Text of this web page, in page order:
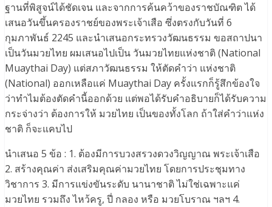
ฐานที่พิสูจน์ได้ชัดเจน และจากการค้นคว้าของราชบัณฑิต ได้
เสนอวันขึ้นครองราชย์ของพระเจ้าเสือ ซึ่งตรงกับวันที่ 6
กุมภาพันธ์ 2245 และนำเสนอกระทรวงวัฒนธรรม ขอสถาปนา
เป็นวันมวยไทย ผมเสนอไปเป็น วันมวยไทยแห่งชาติ (National
Muaythai Day) แต่สภาวัฒนธรรม ให้ตัดคำว่า แห่งชาติ
(National) ออกเหลือแค่ Muaythai Day ครั้งแรกก็รู้สึกข้องใจ
ว่าทำไมต้องตัดคำนี้ออกด้วย แต่พอได้รับคำอธิบายก็ได้รับความ
กระจ่างว่า ต้องการให้ มวยไทย เป็นของทั้งโลก ถ้าใส่คำว่าแห่ง
ชาติ ก็จะแคบไป
นำเสนอ 5 ข้อ : 1. ต้องมีการบวงสรวงดวงวิญญาณ พระเจ้าเสือ
2. สร้างคุณค่า ส่งเสริมคุณค่ามวยไทย โดยการประชุมทาง
วิชาการ 3. มีการแข่งขันระดับ นานาชาติ ไม่ใช่เฉพาะแค่
มวยไทย รวมถึง ไหว้ครู, ปี่ กลอง หรือ มวยโบราณ ฯลฯ 4.